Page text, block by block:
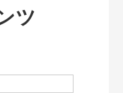
ツ